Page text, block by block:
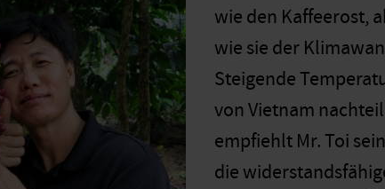
wie den Kaffeerost,
wie sie der
Steigende
von Vietnam
empfiehlt Mr. Toi
die